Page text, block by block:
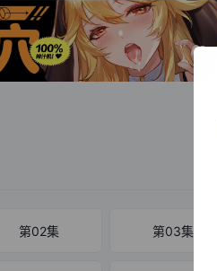
第02集 第03集